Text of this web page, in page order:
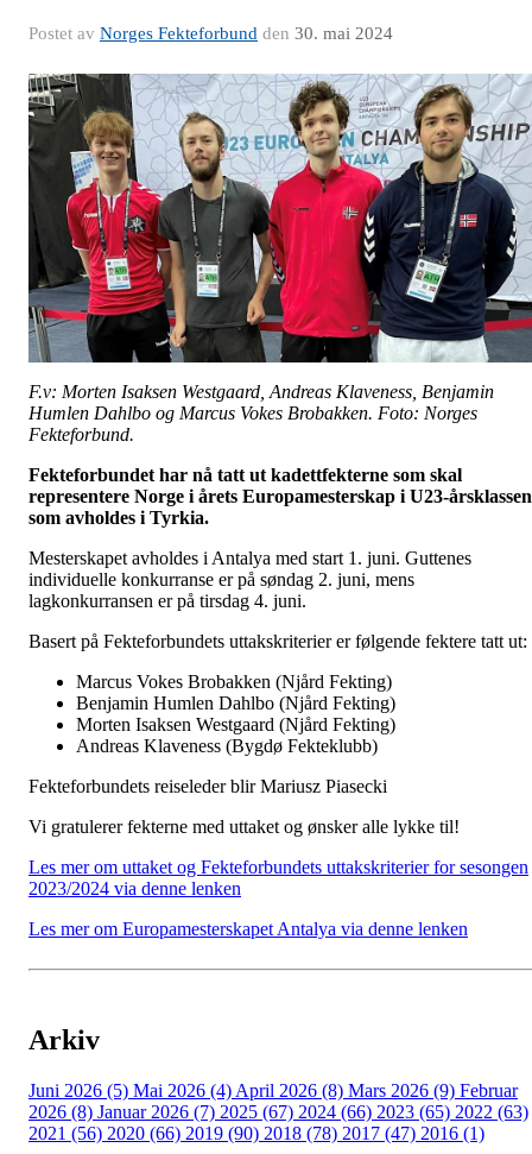
Postet av Norges Fekteforbund den 30. mai 2024
F.v: Morten Isaksen Westgaard, Andreas Klaveness, Benjamin
Humlen Dahlbo og Marcus Vokes Brobakken. Foto: Norges
Fekteforbund.
Fekteforbundet har nå tatt ut kadettfekterne som skal
representere Norge i årets Europamesterskap i U23-årsklassen
som avholdes i Tyrkia.
Mesterskapet avholdes i Antalya med start 1. juni. Guttenes
individuelle konkurranse er på søndag 2. juni, mens
lagkonkurransen er på tirsdag 4. juni.
Basert på Fekteforbundets uttakskriterier er følgende fektere tatt ut:
Marcus Vokes Brobakken (Njård Fekting)
Benjamin Humlen Dahlbo (Njård Fekting)
Morten Isaksen Westgaard (Njård Fekting)
Andreas Klaveness (Bygdø Fekteklubb)
Fekteforbundets reiseleder blir Mariusz Piasecki
Vi gratulerer fekterne med uttaket og ønsker alle lykke til!
Les mer om uttaket og Fekteforbundets uttakskriterier for sesongen
2023/2024 via denne lenken
Les mer om Europamesterskapet Antalya via denne lenken
Arkiv
Juni 2026 (5) Mai 2026 (4) April 2026 (8) Mars 2026 (9) Februar
2026 (8) Januar 2026 (7) 2025 (67) 2024 (66) 2023 (65) 2022 (63)
2021 (56) 2020 (66) 2019 (90) 2018 (78) 2017 (47) 2016 (1)